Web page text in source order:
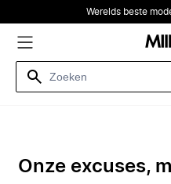
Werelds beste
Onze excuses,